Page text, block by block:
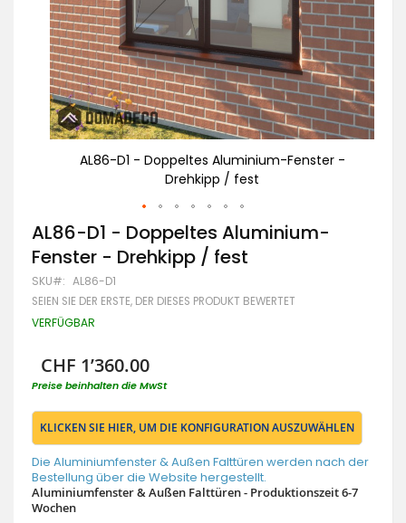
AL86-D1 - Doppeltes Aluminium-Fenster -
Drehkipp / fest
Zum
Anfang
der
Bildgalerie
springen
AL86-D1 - Doppeltes Aluminium-
Fenster - Drehkipp / fest
SKU AL86-D1
SEIEN SIE DER ERSTE, DER DIESES PRODUKT BEWERTET
VERFÜGBAR
CHF 1’360.00
Preise beinhalten die MwSt
KLICKEN SIE HIER, UM DIE KONFIGURATION AUSZUWÄHLEN
Die Aluminiumfenster & Außen Falttüren werden nach der
Bestellung über die Website hergestellt.
Aluminiumfenster & Außen Falttüren - Produktionszeit 6-7
Wochen